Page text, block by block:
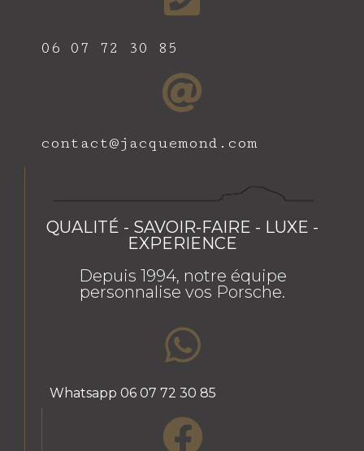
06 07 72 30 85
contact@jacquemond.com
QUALITÉ - SAVOIR-FAIRE - LUXE -
EXPERIENCE
Depuis 1994, notre équipe
personnalise vos Porsche.
Whatsapp 06 07 72 30 85